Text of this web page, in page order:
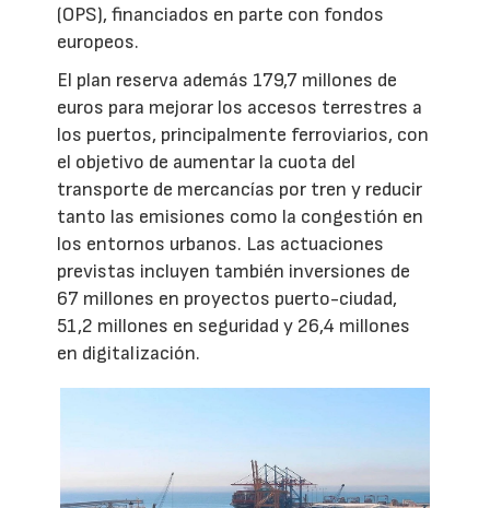
(OPS), financiados en parte con fondos
europeos.
El plan reserva además 179,7 millones de
euros para mejorar los accesos terrestres a
los puertos, principalmente ferroviarios, con
el objetivo de aumentar la cuota del
transporte de mercancías por tren y reducir
tanto las emisiones como la congestión en
los entornos urbanos. Las actuaciones
previstas incluyen también inversiones de
67 millones en proyectos puerto-ciudad,
51,2 millones en seguridad y 26,4 millones
en digitalización.